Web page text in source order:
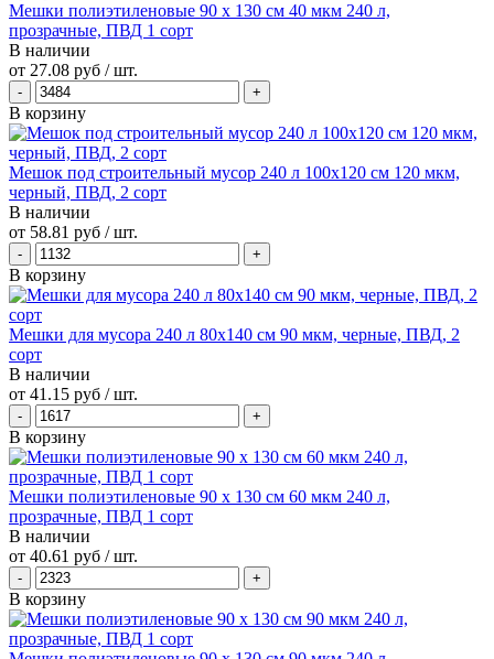
Мешки полиэтиленовые 90 х 130 см 40 мкм 240 л,
прозрачные, ПВД 1 сорт
В наличии
от 27.08 руб / шт.
В корзину
Мешок под строительный мусор 240 л 100х120 см 120 мкм,
черный, ПВД, 2 сорт
В наличии
от 58.81 руб / шт.
В корзину
Мешки для мусора 240 л 80х140 см 90 мкм, черные, ПВД, 2
сорт
В наличии
от 41.15 руб / шт.
В корзину
Мешки полиэтиленовые 90 х 130 см 60 мкм 240 л,
прозрачные, ПВД 1 сорт
В наличии
от 40.61 руб / шт.
В корзину